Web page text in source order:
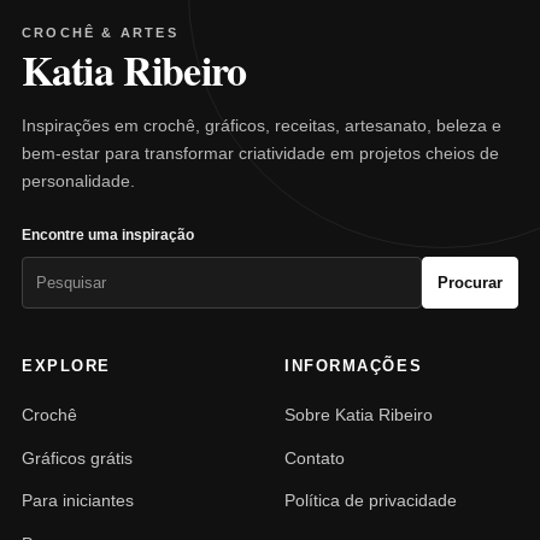
CROCHÊ & ARTES
Katia Ribeiro
Inspirações em crochê, gráficos, receitas, artesanato, beleza e
bem-estar para transformar criatividade em projetos cheios de
personalidade.
Encontre uma inspiração
Procurar
EXPLORE
Crochê
Gráficos grátis
Para iniciantes
INFORMAÇÕES
Sobre Katia Ribeiro
Contato
Política de privacidade